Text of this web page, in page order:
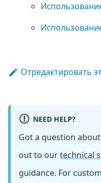
Отредактировать
NEED HELP?
Got a question
out to ourtechnical
guidance. For